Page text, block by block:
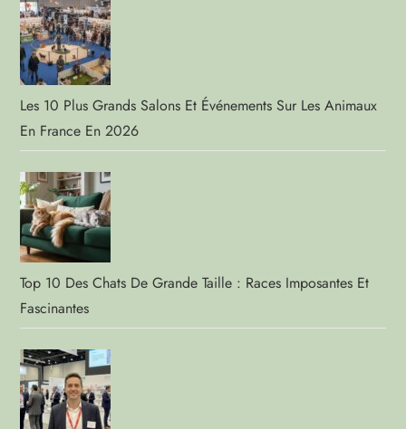
Les 10 Plus Grands Salons Et Événements Sur Les Animaux
En France En 2026
Top 10 Des Chats De Grande Taille : Races Imposantes Et
Fascinantes